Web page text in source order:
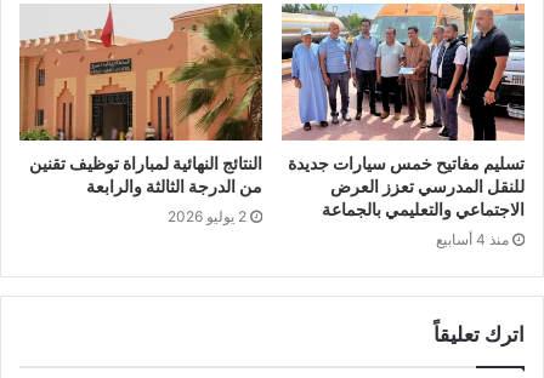
تسليم مفاتيح خمس سيارات جديدة
للنقل المدرسي تعزز العرض
الاجتماعي والتعليمي بالجماعة
منذ 4 أسابيع
النتائج النهائية لمباراة توظيف تقنين
من الدرجة الثالثة والرابعة
2 يوليو 2026
اترك تعليقاً